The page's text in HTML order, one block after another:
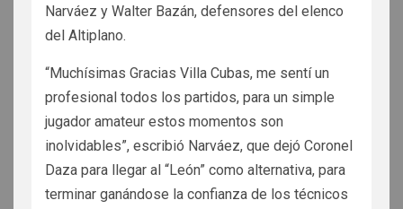
Narváez y Walter Bazán, defensores del elenco
del Altiplano.
“Muchísimas Gracias Villa Cubas, me sentí un
profesional todos los partidos, para un simple
jugador amateur estos momentos son
inolvidables”, escribió Narváez, que dejó Coronel
Daza para llegar al “León” como alternativa, para
terminar ganándose la confianza de los técnicos